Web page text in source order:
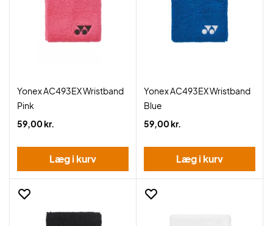
Yonex AC493EX Wristband
Pink
59,00 kr.
Læg i kurv
Yonex AC493EX Wristband
Blue
59,00 kr.
Læg i kurv